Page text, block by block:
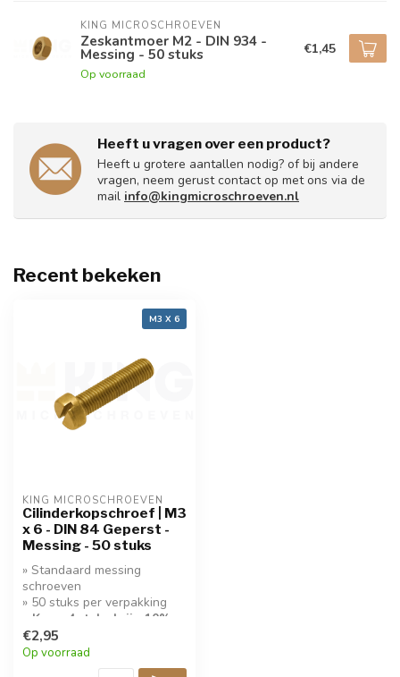
KING MICROSCHROEVEN
Zeskantmoer M2 - DIN 934 -
Messing - 50 stuks
Op voorraad
€1,45
Heeft u vragen over een product?
Heeft u grotere aantallen nodig? of bij andere
vragen, neem gerust contact op met ons via de
mail info@kingmicroschroeven.nl
Recent bekeken
M3 X 6
KING MICROSCHROEVEN
Cilinderkopschroef | M3
x 6 - DIN 84 Geperst -
Messing - 50 stuks
» Standaard messing
schroeven
» 50 stuks per verpakking
» Koop 4 stuks krijg 10%
korting!
€2,95
Op voorraad